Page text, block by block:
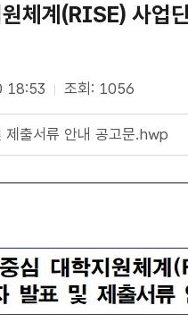
체계(RISE) 사업
18:53 조회: 1056
출서류 안내 공고문.hwp